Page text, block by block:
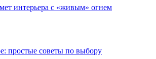
интерьера с «живым» огнем
простые советы по выбору